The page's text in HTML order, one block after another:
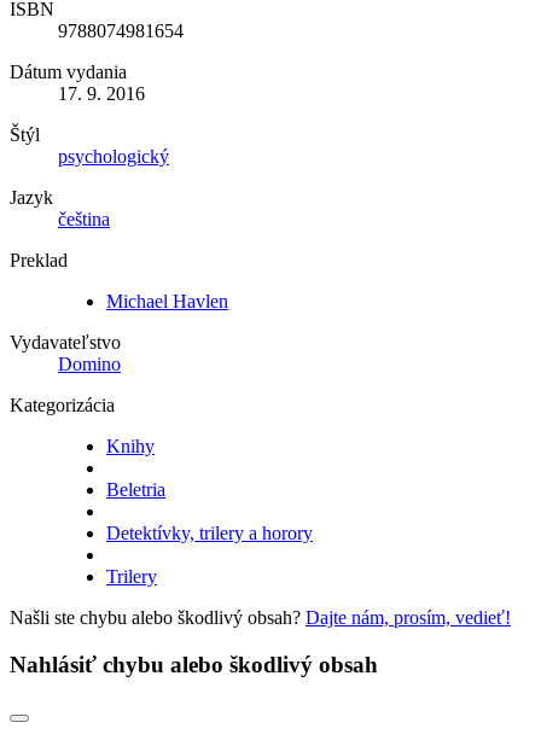
ISBN
9788074981654
Dátum vydania
17. 9. 2016
Štýl
psychologický
Jazyk
čeština
Preklad
Michael Havlen
Vydavateľstvo
Domino
Kategorizácia
Knihy
Beletria
Detektívky, trilery a horory
Trilery
Našli ste chybu alebo škodlivý obsah? Dajte nám, prosím, vedieť!
Nahlásiť chybu alebo škodlivý obsah